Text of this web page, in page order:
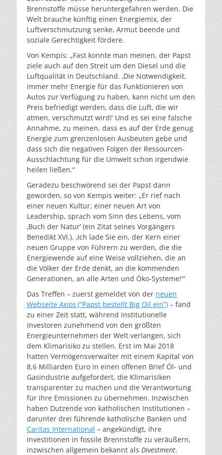
Brennstoffe müsse heruntergefahren werden. Die
Welt brauche künftig einen Energiemix, der
Luftverschmutzung senke, Armut beende und
soziale Gerechtigkeit fördere.
Von Kempis: „Fast konnte man meinen, der Papst
ziele auch auf den Streit um den Diesel und die
Luftqualität in Deutschland. ‚Die Notwendigkeit,
immer mehr Energie für das Funktionieren von
Autos zur Verfügung zu haben, kann nicht um den
Preis befriedigt werden, dass die Luft, die wir
atmen, verschmutzt wird!‘ Und es sei eine falsche
Annahme, zu meinen, dass es auf der Erde genug
Energie zum grenzenlosen Ausbeuten gebe und
dass sich die negativen Folgen der Ressourcen-
Ausschlachtung für die Umwelt schon irgendwie
heilen ließen.“
Geradezu beschwörend sei der Papst dann
geworden, so von Kempis weiter: „Er rief nach
einer neuen Kultur, einer neuen Art von
Leadership, sprach vom Sinn des Lebens, vom
‚Buch der Natur‘ (ein Zitat seines Vorgängers
Benedikt XVI.). ‚Ich lade Sie ein, der Kern einer
neuen Gruppe von Führern zu werden, die die
Energiewende auf eine Weise vollziehen, die an
die Völker der Erde denkt, an die kommenden
Generationen, an alle Arten und Öko-Systeme!'“
Das Treffen – zuerst gemeldet von der neuen
WebseiteAxios (“Papst bestellt Big Oil ein”) – fand
zu einer Zeit statt, während institutionelle
Investoren zunehmend von den größten
Energieunternehmen der Welt verlangen, sich
dem Klimarisiko zu stellen. Erst im Mai 2018
hatten Vermögensverwalter mit einem Kapital von
8,6 Milliarden Euro in einen offenen Brief Öl- und
Gasindustrie aufgefordert, die Klimarisiken
transparenter zu machen und die Verantwortung
für ihre Emissionen zu übernehmen. Inzwischen
haben Dutzende von katholischen Institutionen –
darunter drei führende katholische Banken und
Caritas International – angekündigt, ihre
Investitionen in fossile Brennstoffe zu veräußern,
inzwischen allgemein bekannt als Divestment.